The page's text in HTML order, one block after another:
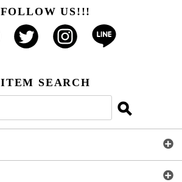
FOLLOW US!!!
ITEM SEARCH